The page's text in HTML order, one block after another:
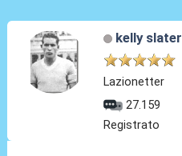
kelly slater
Lazionetter
27.159
Registrato